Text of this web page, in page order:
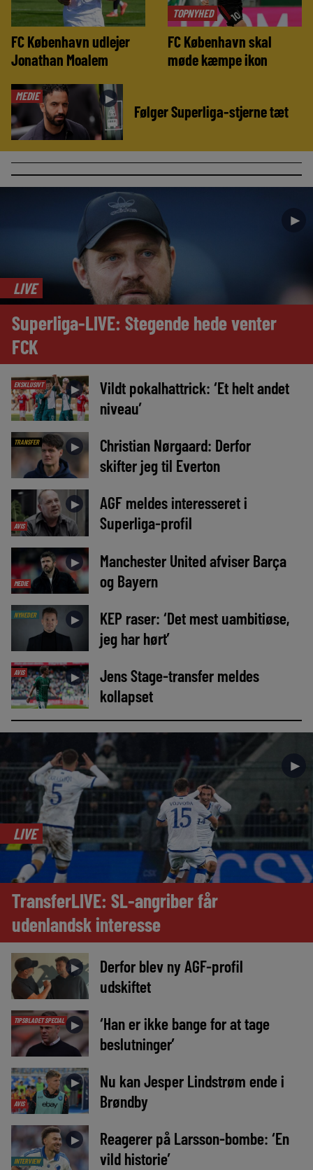
FC København udlejer
Jonathan Moalem
TOPNYHED
FC København skal
møde kæmpe ikon
MEDIE ►
Følger Superliga-stjerne tæt
►
LIVE
Superliga-LIVE: Stegende hede venter
FCK
EKSKLUSIVT ►
Vildt pokalhattrick: ‘Et helt andet
niveau’
TRANSFER ►
Christian Nørgaard: Derfor
skifter jeg til Everton
AVIS
►
AGF meldes interesseret i
Superliga-profil
MEDIE
►
Manchester United afviser Barça
og Bayern
NYHEDER ►
KEP raser: ‘Det mest uambitiøse,
jeg har hørt’
AVIS ►
Jens Stage-transfer meldes
kollapset
►
LIVE
TransferLIVE: SL-angriber får
udenlandsk interesse
►
Derfor blev ny AGF-profil
udskiftet
TIPSBLADET SPECIAL ►
‘Han er ikke bange for at tage
beslutninger’
AVIS
►
Nu kan Jesper Lindstrøm ende i
Brøndby
INTERVIEW
►
Reagerer på Larsson-bombe: ‘En
vild historie’